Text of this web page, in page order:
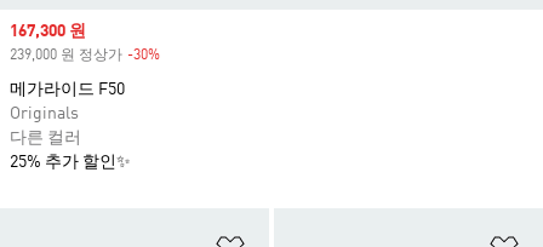
Sale price
167,300 원
239,000 원 정상가 -30%
메가라이드 F50
Originals
다른 컬러
25% 추가 할인✨